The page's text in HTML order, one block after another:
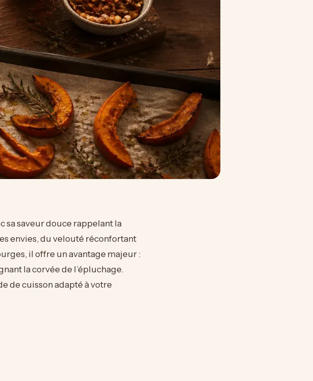
sa saveur douce rappelant la
envies, du velouté réconfortant
il offre un avantage majeur :
la corvée de l’épluchage.
de cuisson adapté à votre